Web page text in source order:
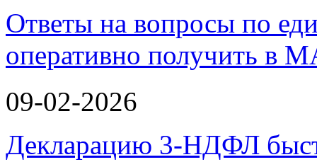
Ответы на вопросы по
оперативно получить в
09-02-2026
Декларацию 3-НДФЛ